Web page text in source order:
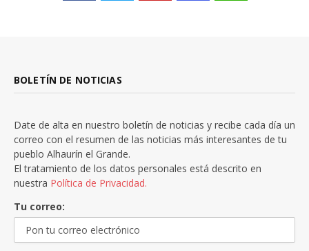
BOLETÍN DE NOTICIAS
Date de alta en nuestro boletín de noticias y recibe cada día un
correo con el resumen de las noticias más interesantes de tu
pueblo Alhaurín el Grande.
El tratamiento de los datos personales está descrito en
nuestra Política de Privacidad.
Tu correo: